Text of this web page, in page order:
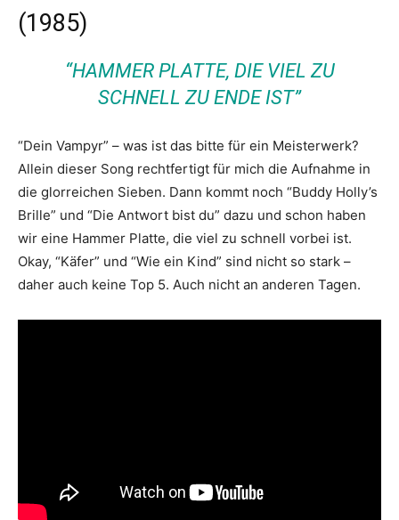
(1985)
“HAMMER PLATTE, DIE VIEL ZU
SCHNELL ZU ENDE IST”
“Dein Vampyr” – was ist das bitte für ein Meisterwerk?
Allein dieser Song rechtfertigt für mich die Aufnahme in
die glorreichen Sieben. Dann kommt noch “Buddy Holly’s
Brille” und “Die Antwort bist du” dazu und schon haben
wir eine Hammer Platte, die viel zu schnell vorbei ist.
Okay, “Käfer” und “Wie ein Kind” sind nicht so stark –
daher auch keine Top 5. Auch nicht an anderen Tagen.